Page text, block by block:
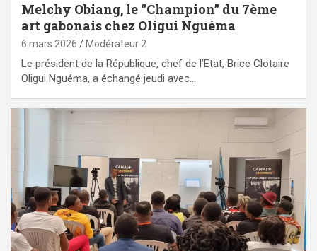
Melchy Obiang, le ‘’Champion’’ du 7ème
art gabonais chez Oligui Nguéma
6 mars 2026 Modérateur 2
Le président de la République, chef de l’Etat, Brice Clotaire
Oligui Nguéma, a échangé jeudi avec…